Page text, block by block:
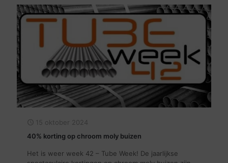
15 oktober 2024
40% korting op chroom moly buizen
Het is weer week 42 – Tube Week! De jaarlijkse